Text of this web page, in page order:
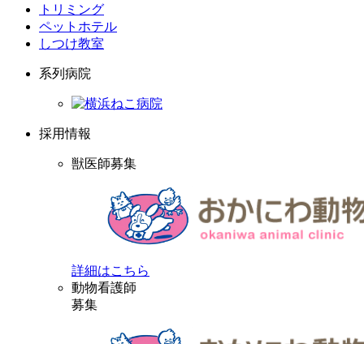
トリミング
ペットホテル
しつけ教室
系列病院
採用情報
獣医師募集
詳細はこちら
動物看護師
募集